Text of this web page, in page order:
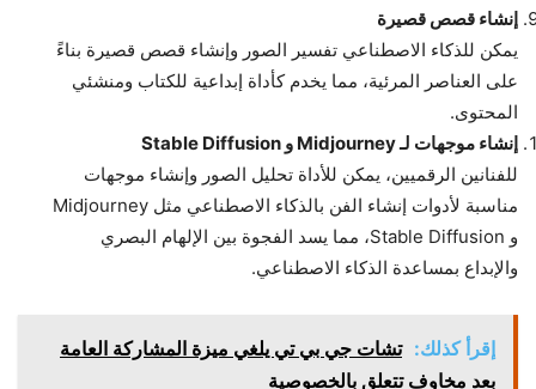
إنشاء قصص قصيرة
يمكن للذكاء الاصطناعي تفسير الصور وإنشاء قصص قصيرة بناءً
على العناصر المرئية، مما يخدم كأداة إبداعية للكتاب ومنشئي
المحتوى.
إنشاء موجهات لـ Midjourney و Stable Diffusion
للفنانين الرقميين، يمكن للأداة تحليل الصور وإنشاء موجهات
مناسبة لأدوات إنشاء الفن بالذكاء الاصطناعي مثل Midjourney
و Stable Diffusion، مما يسد الفجوة بين الإلهام البصري
والإبداع بمساعدة الذكاء الاصطناعي.
إقرأ كذلك: تشات جي بي تي يلغي ميزة المشاركة العامة
بعد مخاوف تتعلق بالخصوصية